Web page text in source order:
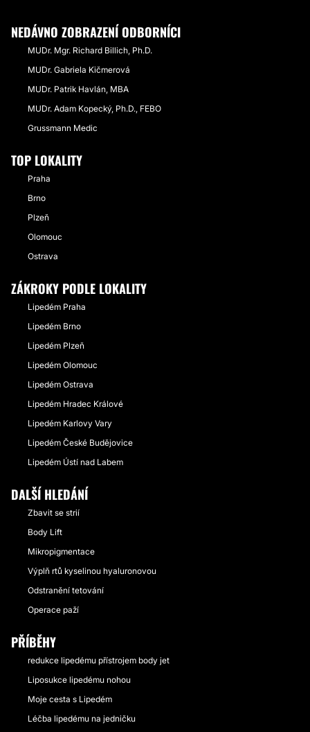
NEDÁVNO ZOBRAZENÍ ODBORNÍCI
MUDr. Mgr. Richard Billich, Ph.D.
MUDr. Gabriela Kičmerová
MUDr. Patrik Havlán, MBA
MUDr. Adam Kopecký, Ph.D., FEBO
Grussmann Medic
TOP LOKALITY
Praha
Brno
Plzeň
Olomouc
Ostrava
ZÁKROKY PODLE LOKALITY
Lipedém Praha
Lipedém Brno
Lipedém Plzeň
Lipedém Olomouc
Lipedém Ostrava
Lipedém Hradec Králové
Lipedém Karlovy Vary
Lipedém České Budějovice
Lipedém Ústí nad Labem
DALŠÍ HLEDÁNÍ
Zbavit se strií
Body Lift
Mikropigmentace
Výplň rtů kyselinou hyaluronovou
Odstranění tetování
Operace paží
PŘÍBĚHY
redukce lipedému přístrojem body jet
Liposukce lipedému nohou
Moje cesta s Lipedém
Léčba lipedému na jedničku